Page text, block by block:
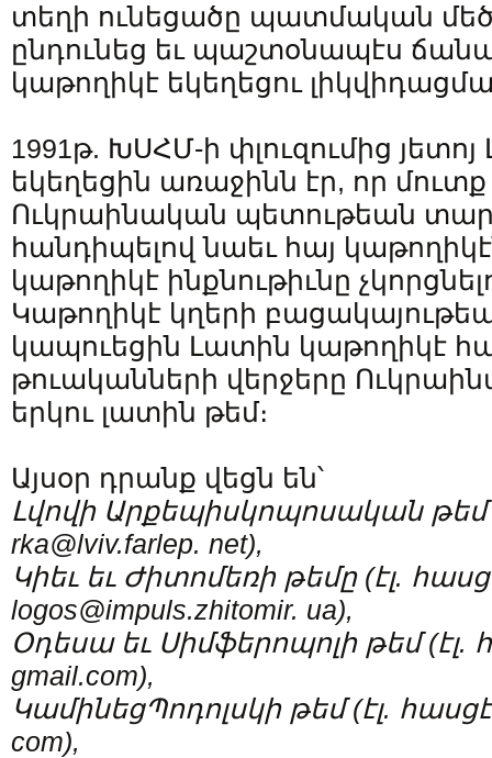
տեղի ունեցածը պատմական մեծ
ընդունեց եւ պաշտօնապէս
կաթողիկէ եկեղեցու
1991թ. ԽՍՀՄ-ի փլուզումից
եկեղեցին առաջինն էր, որ
Ուկրաինական պետութեան
հանդիպելով նաեւ հայ
կաթողիկէ ինքնութիւնը
Կաթողիկէ կղերի
կապուեցին Լատին կաթողիկէ
թուականների վերջերը
երկու լատին թեմ։
Այսօր դրանք վեցն են՝
Լվովի Արքեպիսկոպոսական թեմ
rka@lviv.farlep. net),
Կիեւ եւ Ժիտոմեռի թեմը (էլ.
logos@impuls.zhitomir. ua),
Օդեսա եւ Սիմֆերոպոլի թեմ (էլ.
gmail.com),
Կամինեց­Պոդոլսկի թեմ (էլ.
com),